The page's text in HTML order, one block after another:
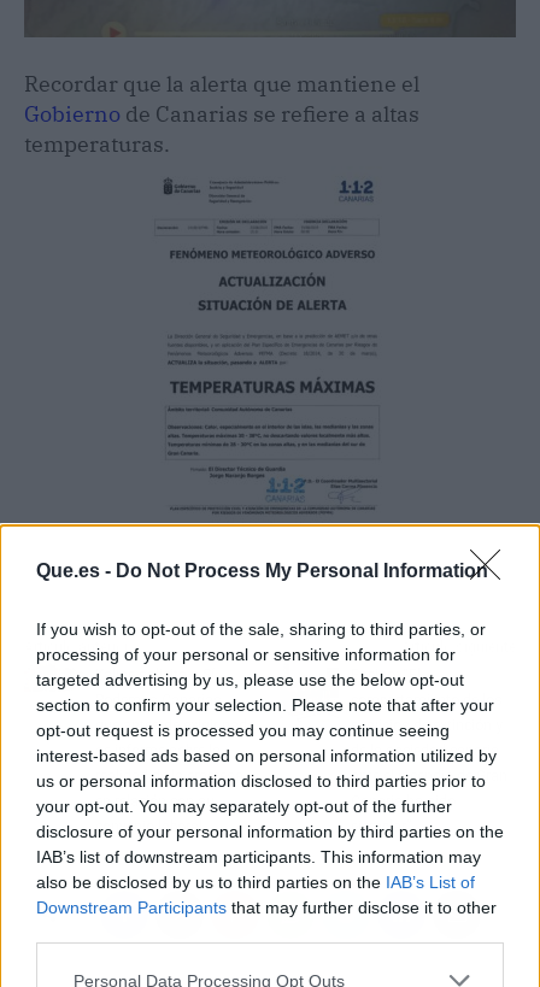
Que.es - Do Not Process My Personal Information
If you wish to opt-out of the sale, sharing to third parties, or
processing of your personal or sensitive information for
targeted advertising by us, please use the below opt-out
section to confirm your selection. Please note that after your
opt-out request is processed you may continue seeing
interest-based ads based on personal information utilized by
us or personal information disclosed to third parties prior to
your opt-out. You may separately opt-out of the further
disclosure of your personal information by third parties on the
IAB’s list of downstream participants. This information may
also be disclosed by us to third parties on the IAB’s List of
Downstream Participants that may further disclose it to other
Personal Data Processing Opt Outs
Recordar que la alerta que mantiene el
Gobierno de Canarias se refiere a altas
temperaturas.
Artículo anterior
Kalise solicita a Sí
Podemos Canarias
que antes de exigir nada
se informe sobre la
realidad de la empresa
en relación con su
convenio laboral
Artículo siguiente
Espino: “El
comportamiento de los
servicios de extinción y
de la sociedad canaria
ante el incendio de Gran
Canaria ha sido
ejemplar”